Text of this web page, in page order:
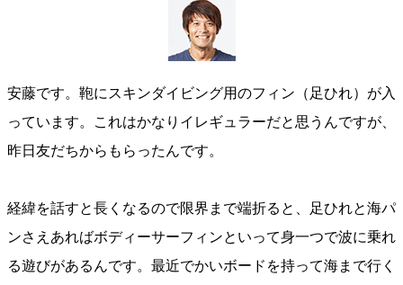
安藤です。鞄にスキンダイビング用のフィン（足ひれ）が入
っています。これはかなりイレギュラーだと思うんですが、
昨日友だちからもらったんです。
経緯を話すと長くなるので限界まで端折ると、足ひれと海パ
ンさえあればボディーサーフィンといって身一つで波に乗れ
る遊びがあるんです。最近でかいボードを持って海まで行く